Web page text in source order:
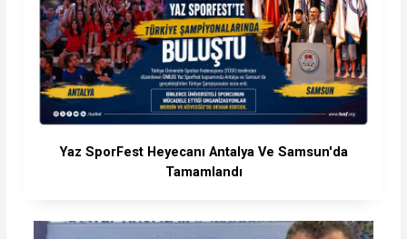
Yaz SporFest Heyecanı Antalya Ve Samsun'da
Tamamlandı